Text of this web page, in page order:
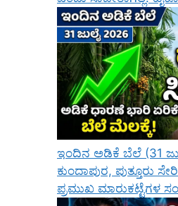
ಇಂದಿನ ಅಡಿಕೆ ಬೆಲೆ (31
ಕುಂದಾಪುರ, ಪುತ್ತೂರು
ಪ್ರಮುಖ ಮಾರುಕಟ್ಟೆಗಳ